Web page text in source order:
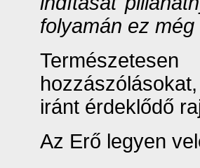
folyamán ez
iránt érdeklődő
Az Erő legyen